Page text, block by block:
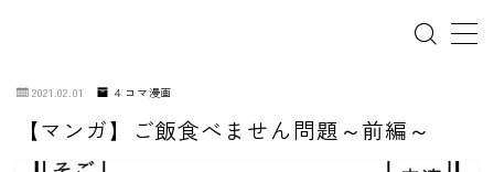
ホーム
2021.02.01 ４コマ漫画
【マンガ】ご飯食べません問題～前編～